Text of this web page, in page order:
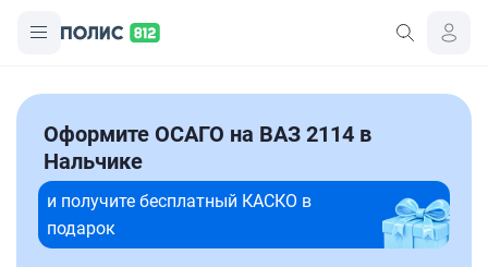
Оформите ОСАГО на ВАЗ 2114 в
Нальчике
и получите бесплатный КАСКО в
подарок